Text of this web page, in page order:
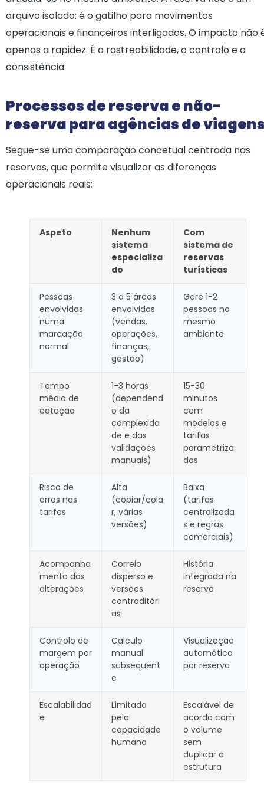
arquivo isolado: é o gatilho para movimentos
operacionais e financeiros interligados. O impacto não
apenas a rapidez. É a rastreabilidade, o controlo e a
consistência.
Processos de reserva e não-
reserva para agências de
Segue-se uma comparação concetual centrada nas
reservas, que permite visualizar as diferenças
operacionais reais:
Aspeto
Nenhum
sistema
especializa
do
Com
sistema de
reservas
turísticas
Pessoas
envolvidas
numa
marcação
normal
3 a 5 áreas
envolvidas
(vendas,
operações,
finanças,
gestão)
Gere 1-2
pessoas no
mesmo
ambiente
Tempo
médio de
cotação
1-3 horas
(dependend
o da
complexida
de e das
validações
manuais)
15-30
minutos
com
modelos e
tarifas
parametriza
das
Risco de
erros nas
tarifas
Alta
(copiar/cola
r, várias
versões)
Baixa
(tarifas
centralizada
s e regras
comerciais)
Acompanha
mento das
alterações
Correio
disperso e
versões
contraditóri
as
História
integrada na
reserva
Controlo de
margem por
operação
Cálculo
manual
subsequent
e
Visualização
automática
por reserva
Escalabilidad
e
Limitada
pela
capacidade
humana
Escalável de
acordo com
o volume
sem
duplicar a
estrutura